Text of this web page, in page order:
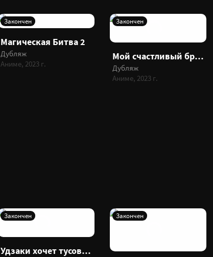
Закончен
Магическая Битва 2
Дубляж
Аниме, 2023 г.
Закончен
Мой счастливый брак
Дубляж
Аниме, 2023 г.
Закончен
Удзаки хочет тусоваться 2
Закончен